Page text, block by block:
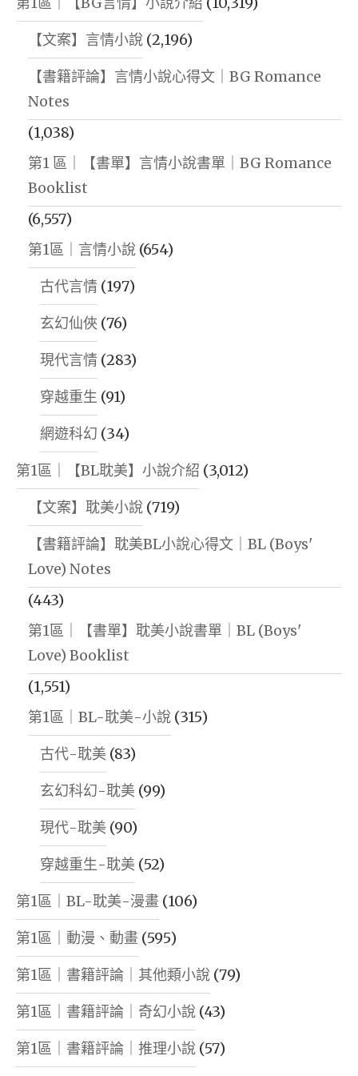
【文案】言情小說 (2,196)
【書籍評論】言情小說心得文｜BG Romance
Notes
(1,038)
第1 區｜【書單】言情小說書單｜BG Romance
Booklist
(6,557)
第1區｜言情小說 (654)
古代言情 (197)
玄幻仙俠 (76)
現代言情 (283)
穿越重生 (91)
網遊科幻 (34)
第1區｜【BL耽美】小說介紹 (3,012)
【文案】耽美小說 (719)
【書籍評論】耽美BL小說心得文｜BL (Boys'
Love) Notes
(443)
第1區｜【書單】耽美小說書單｜BL (Boys'
Love) Booklist
(1,551)
第1區｜BL-耽美-小說 (315)
古代-耽美 (83)
玄幻科幻-耽美 (99)
現代-耽美 (90)
穿越重生-耽美 (52)
第1區｜BL-耽美-漫畫 (106)
第1區｜動漫、動畫 (595)
第1區｜書籍評論｜其他類小說 (79)
第1區｜書籍評論｜奇幻小說 (43)
第1區｜書籍評論｜推理小說 (57)